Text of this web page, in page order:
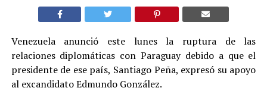
Venezuela anunció este lunes la ruptura de las
relaciones diplomáticas con Paraguay debido a que el
presidente de ese país, Santiago Peña, expresó su apoyo
al excandidato Edmundo González.